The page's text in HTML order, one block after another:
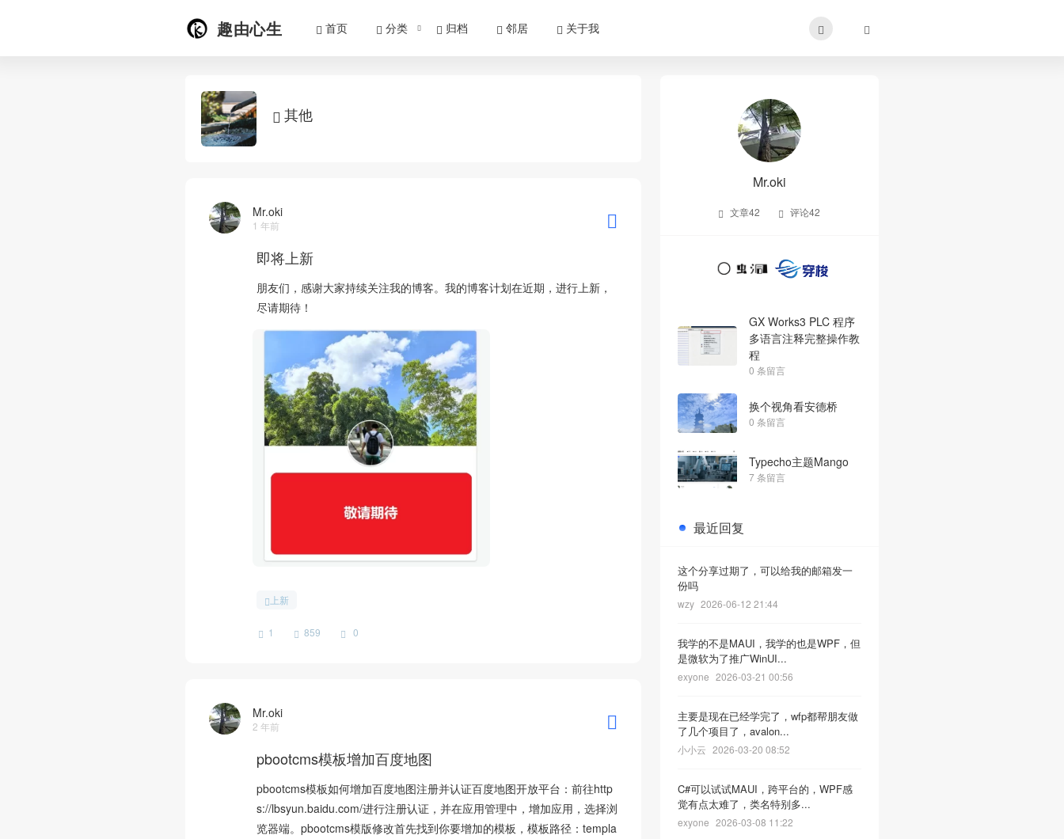
趣由心生 首页 分类 归档 邻居 关于我
其他
Mr.oki
1 年前
即将上新
朋友们，感谢大家持续关注我的博客。我的博客计划在近期，进行上新，
尽请期待！
上新
1 859 0
Mr.oki
2 年前
pbootcms模板增加百度地图
pbootcms模板如何增加百度地图注册并认证百度地图开放平台：前往http
s://lbsyun.baidu.com/进行注册认证，并在应用管理中，增加应用，选择浏
览器端。pbootcms模版修改首先找到你要增加的模板，模板路径：templa
Mr.oki
文章42 评论42
GX Works3 PLC 程序
多语言注释完整操作教
程
0 条留言
换个视角看安德桥
0 条留言
Typecho主题Mango
7 条留言
最近回复
这个分享过期了，可以给我的邮箱发一
份吗
wzy 2026-06-12 21:44
我学的不是MAUI，我学的也是WPF，但
是微软为了推广WinUI...
exyone 2026-03-21 00:56
主要是现在已经学完了，wfp都帮朋友做
了几个项目了，avalon...
小小云 2026-03-20 08:52
C#可以试试MAUI，跨平台的，WPF感
觉有点太难了，类名特别多...
exyone 2026-03-08 11:22